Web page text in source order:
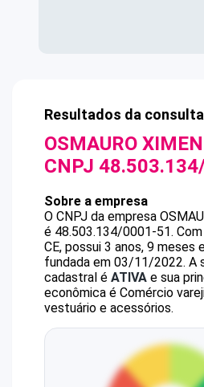
Resultados da
OSMAURO
CNPJ
Sobre a empresa
O CNPJ da empresa
é 48.503.134/0001-51.
CE, possui 3 anos, 9 meses
fundada em 03/11/2022. A
cadastral é ATIVA e sua
econômica é Comércio
vestuário e acessórios.